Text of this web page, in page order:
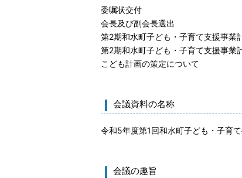
委嘱状交付
会長及び副会長選出
第2期和水町子ども・子育て支援事業
第2期和水町子ども・子育て支援事業
こども計画の策定について
会議資料の名称
令和5年度第1回和水町子ども・子育
会議の趣旨